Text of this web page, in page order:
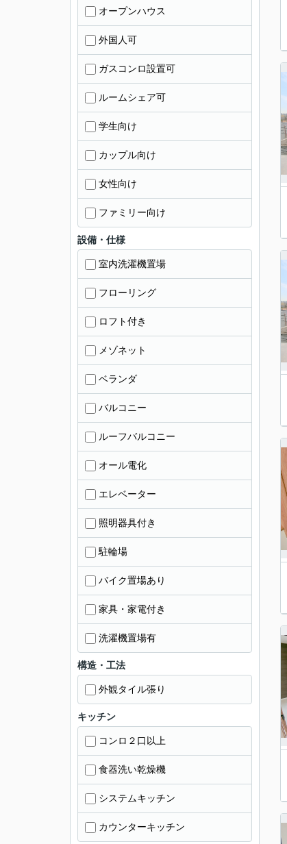
オープンハウス
外国人可
ガスコンロ設置可
ルームシェア可
学生向け
カップル向け
女性向け
ファミリー向け
設備・仕様
室内洗濯機置場
フローリング
ロフト付き
メゾネット
ベランダ
バルコニー
ルーフバルコニー
オール電化
エレベーター
照明器具付き
駐輪場
バイク置場あり
家具・家電付き
洗濯機置場有
構造・工法
外観タイル張り
キッチン
コンロ２口以上
食器洗い乾燥機
システムキッチン
カウンターキッチン